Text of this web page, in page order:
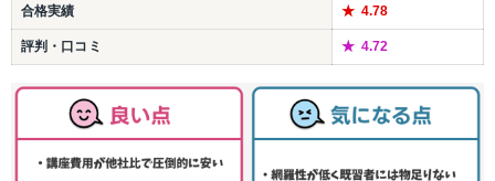
合格実績 4.78
評判・口コミ 4.72